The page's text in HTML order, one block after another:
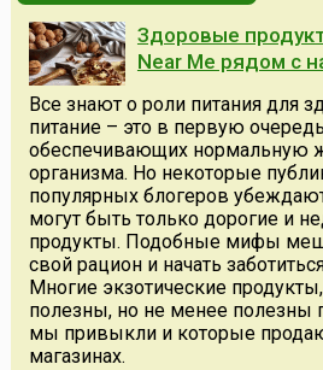
Здоровые
Near Me рядом с
Все знают о роли питания для
питание – это в первую
обеспечивающих нормальную
организма. Но некоторые
популярных блогеров
могут быть только дорогие и
продукты. Подобные мифы
свой рацион и начать
Многие экзотические
полезны, но не менее полезны
мы привыкли и которые
магазинах.